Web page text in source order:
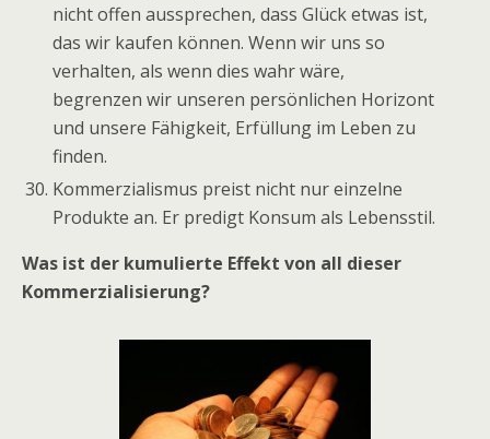
nicht offen aussprechen, dass Glück etwas ist,
das wir kaufen können. Wenn wir uns so
verhalten, als wenn dies wahr wäre,
begrenzen wir unseren persönlichen Horizont
und unsere Fähigkeit, Erfüllung im Leben zu
finden.
Kommerzialismus preist nicht nur einzelne
Produkte an. Er predigt Konsum als Lebensstil.
Was ist der kumulierte Effekt von all dieser
Kommerzialisierung?